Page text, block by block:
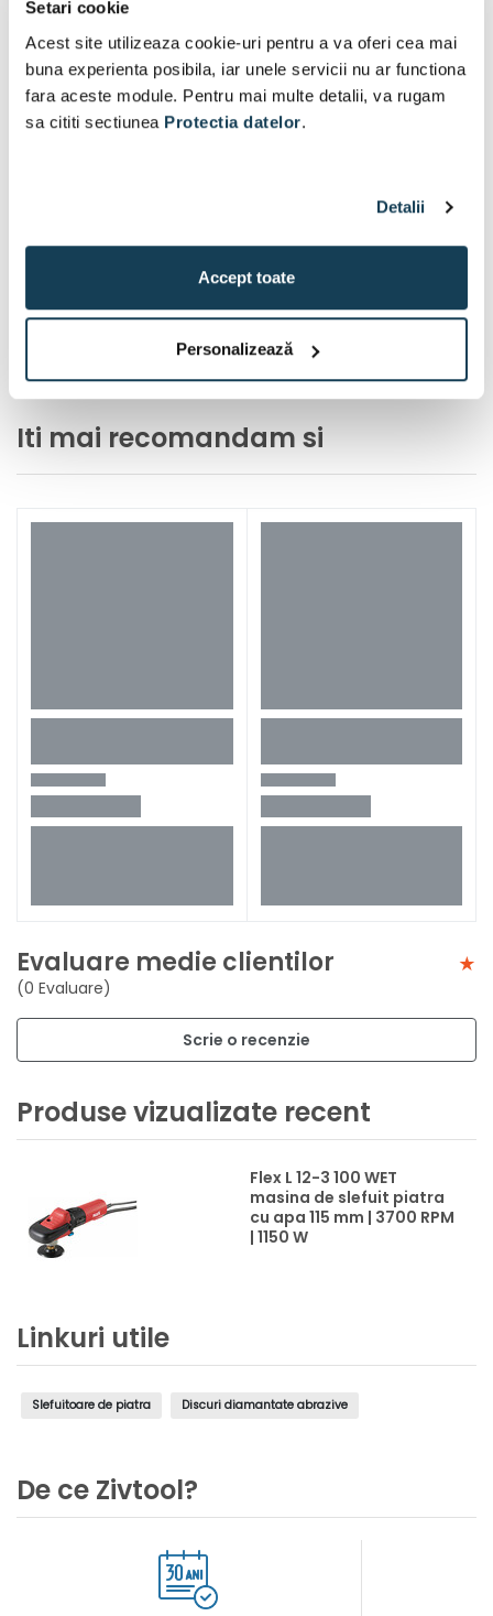
Setari cookie
Acest site utilizeaza cookie-uri pentru a va oferi cea mai
buna experienta posibila, iar unele servicii nu ar functiona
fara aceste module. Pentru mai multe detalii, va rugam
sa cititi sectiunea Protectia datelor.
Detalii
Accept toate
Personalizează
Iti mai recomandam si
Evaluare medie clientilor
(0 Evaluare)
Scrie o recenzie
Produse vizualizate recent
Flex L 12-3 100 WET
masina de slefuit piatra
cu apa 115 mm | 3700 RPM
| 1150 W
Linkuri utile
Slefuitoare de piatra Discuri diamantate abrazive
De ce Zivtool?